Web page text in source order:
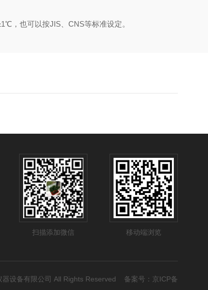
，也可以按JIS、CNS等标准设定。
扫描添加微信
移动端浏览
设备有限公司 All Rights Reserved 备案号： 京ICP备